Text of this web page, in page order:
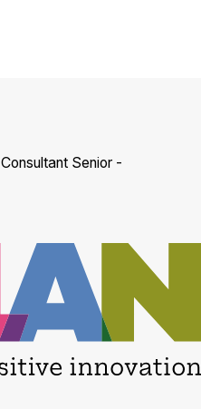
Consultant Senior -